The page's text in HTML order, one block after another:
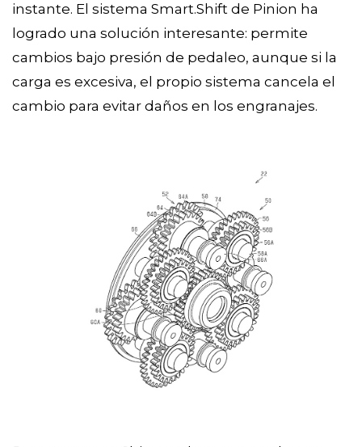
instante. El sistema Smart.Shift de Pinion ha
logrado una solución interesante: permite
cambios bajo presión de pedaleo, aunque si la
carga es excesiva, el propio sistema cancela el
cambio para evitar daños en los engranajes.